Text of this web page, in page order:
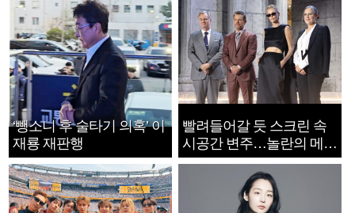
‘뺑소니 후 술타기 의혹’ 이
재룡 재판행
빨려들어갈 듯 스크린 속
시공간 변주…놀란의 메시
지는 ‘전쟁 속죄’